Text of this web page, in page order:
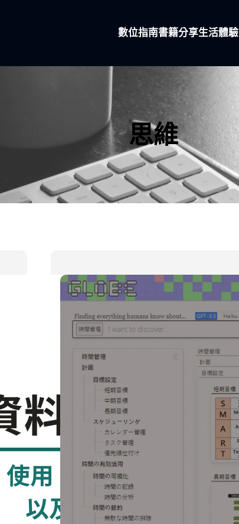
數位指南書籍分享生活體驗
思維